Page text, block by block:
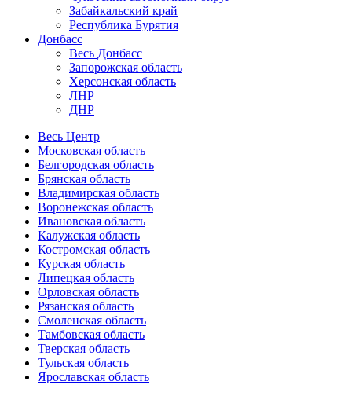
Забайкальский край
Республика Бурятия
Донбасс
Весь Донбасс
Запорожская область
Херсонская область
ЛНР
ДНР
Весь Центр
Московская область
Белгородская область
Брянская область
Владимирская область
Воронежская область
Ивановская область
Калужская область
Костромская область
Курская область
Липецкая область
Орловская область
Рязанская область
Смоленская область
Тамбовская область
Тверская область
Тульская область
Ярославская область